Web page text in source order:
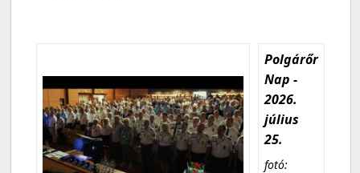
Polgárőr
Nap -
2026.
július
25.
fotó: